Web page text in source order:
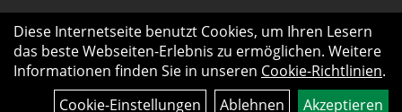
Diese Internetseite benutzt Cookies, um Ihren Lesern
das beste Webseiten-Erlebnis zu ermöglichen. Weitere
Informationen finden Sie in unseren Cookie-Richtlinien.
Cookie-Einstellungen
Ablehnen Akzeptieren